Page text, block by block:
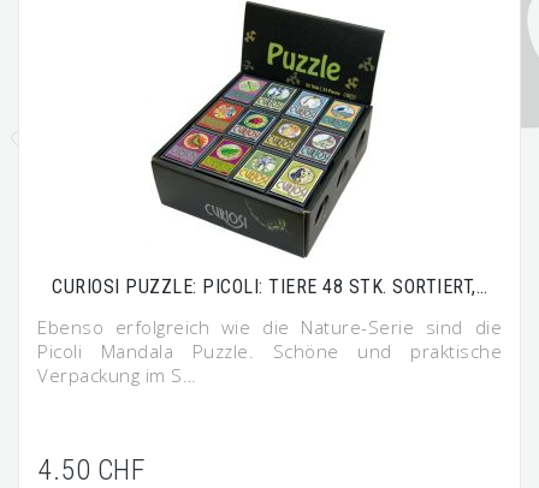
CURIOSI PUZZLE: PICOLI: TIERE 48 STK. SORTIERT,…
Ebenso erfolgreich wie die Nature-Serie sind die
Picoli Mandala Puzzle. Schöne und praktische
Verpackung im S…
4.50 CHF